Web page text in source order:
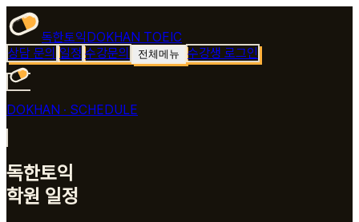
독한토익DOKHAN TOEIC
상담 문의 일정 수강문의 전체메뉴 수강생 로그인
DOKHAN · SCHEDULE
독한토익
학원 일정